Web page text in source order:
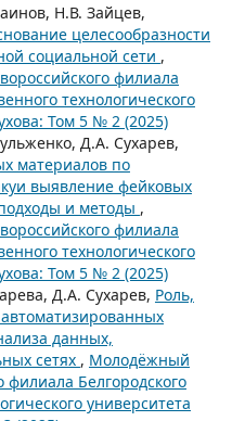
Н.В. Зайцев,
целесообразности
социальной сети ,
филиала
технологического
Том 5 № 2 (2025)
Д.А. Сухарев,
материалов по
выявление фейковых
и методы ,
филиала
технологического
Том 5 № 2 (2025)
Д.А. Сухарев, Роль,
данных,
сетях , Молодёжный
филиала Белгородского
университета